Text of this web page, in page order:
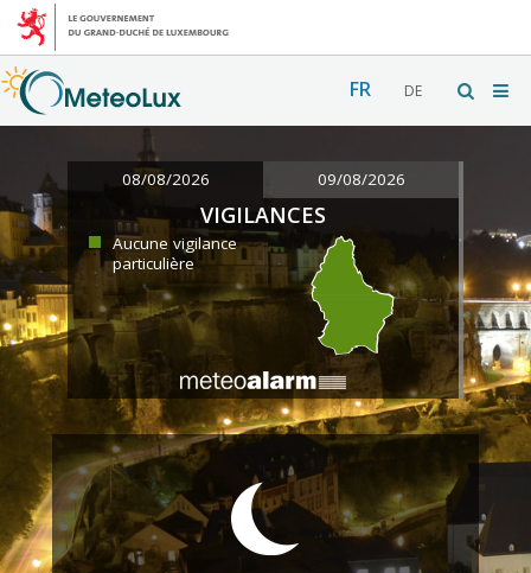
FR DE
08/08/2026 09/08/2026
VIGILANCES
Aucune vigilance
particulière